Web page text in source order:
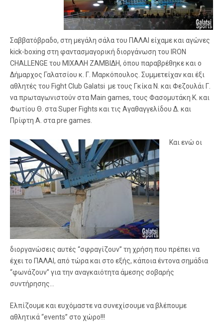
Σαββατόβραδο, στη μεγάλη σάλα του ΠΑΛΑΙ είχαμε και αγώνες
kick-boxing στη φαντασμαγορική διοργάνωση του IRON
CHALLENGE του ΜΙΧΑΛΗ ΖΑΜΒΙΔΗ, όπου παραβρέθηκε και ο
Δήμαρχος Γαλατσίου κ. Γ. Μαρκόπουλος. Συμμετείχαν και έξι
αθλητές του Fight Club Galatsi με τους Γκίκα N. και Φεζουλάι Γ.
να πρωταγωνιστούν στα Main games, τους Φασομυτάκη Κ. και
Φωτίου Θ. στα Super Fights και τις Αγαθαγγελίδου Δ. και
Πρίφτη Α. στα pre games.
Και ενώ οι
διοργανώσεις αυτές “σφραγίζουν” τη χρήση που πρέπει να
έχει το ΠΑΛΑΙ, από τώρα και στο εξής, κάποια έντονα σημάδια
“φωνάζουν” για την αναγκαιότητα άμεσης σοβαρής
συντήρησης…
Ελπίζουμε και ευχόμαστε να συνεχίσουμε να βλέπουμε
αθλητικά “events” στο χώρο!!!